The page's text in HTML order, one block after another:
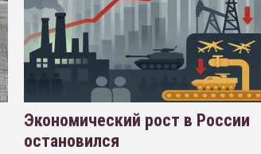
Экономический рост в России
остановился